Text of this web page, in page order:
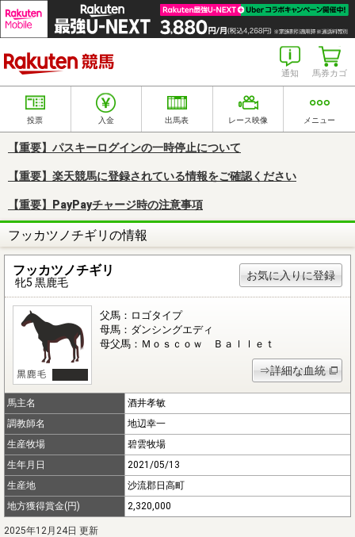
馬券カゴ
通知
投票 入金 出馬表 レース映像 メニュー
【重要】パスキーログインの一時停止について
【重要】楽天競馬に登録されている情報をご確認ください
【重要】PayPayチャージ時の注意事項
フッカツノチギリの情報
フッカツノチギリ
牝5 黒鹿毛
お気に入りに登録
父馬：ロゴタイプ
母馬：ダンシングエディ
母父馬：Ｍｏｓｃｏｗ Ｂａｌｌｅｔ
⇒詳細な血統
馬主名
酒井孝敏
調教師名
地辺幸一
生産牧場
碧雲牧場
生年月日
2021/05/13
生産地
沙流郡日高町
地方獲得賞金(円)
2,320,000
2025年12月24日 更新